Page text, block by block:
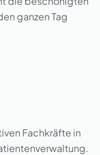
ganzen Tag
Fachkräfte in